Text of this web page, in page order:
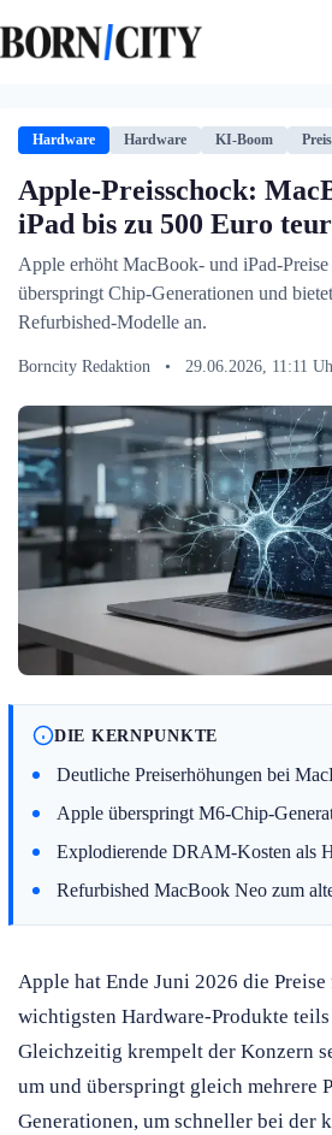
Inhalt
springen
Hardware Hardware KI-Boom
Apple-Preisschock:
iPad bis zu 500 Euro
Apple erhöht MacBook- und iPad-Preise
überspringt Chip-Generationen und
Refurbished-Modelle an.
Borncity Redaktion • 29.06.2026, 11:11
DIE KERNPUNKTE
Deutliche Preiserhöhungen bei
Apple überspringt M6-Chip-
Explodierende DRAM-Kosten als
Refurbished MacBook Neo zum
Apple hat Ende Juni 2026 die Preise
wichtigsten Hardware-Produkte
Gleichzeitig krempelt der Konzern
um und überspringt gleich mehrere
Generationen, um schneller bei der